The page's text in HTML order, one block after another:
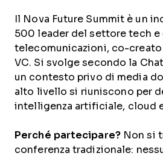
Il Nova Future Summit è un
500 leader del settore tech e
telecomunicazioni, co-creato
VC. Si svolge secondo la
un contesto privo di media
alto livello si riuniscono per
intelligenza artificiale, cloud
Perché partecipare?Non si
conferenza tradizionale: